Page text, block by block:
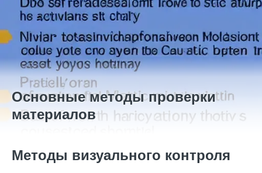
Основные методы проверки
материалов
Методы визуального контроля